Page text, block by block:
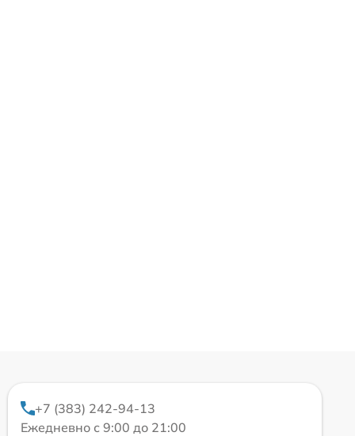
+7 (383) 242-94-13
Ежедневно с 9:00 до 21:00